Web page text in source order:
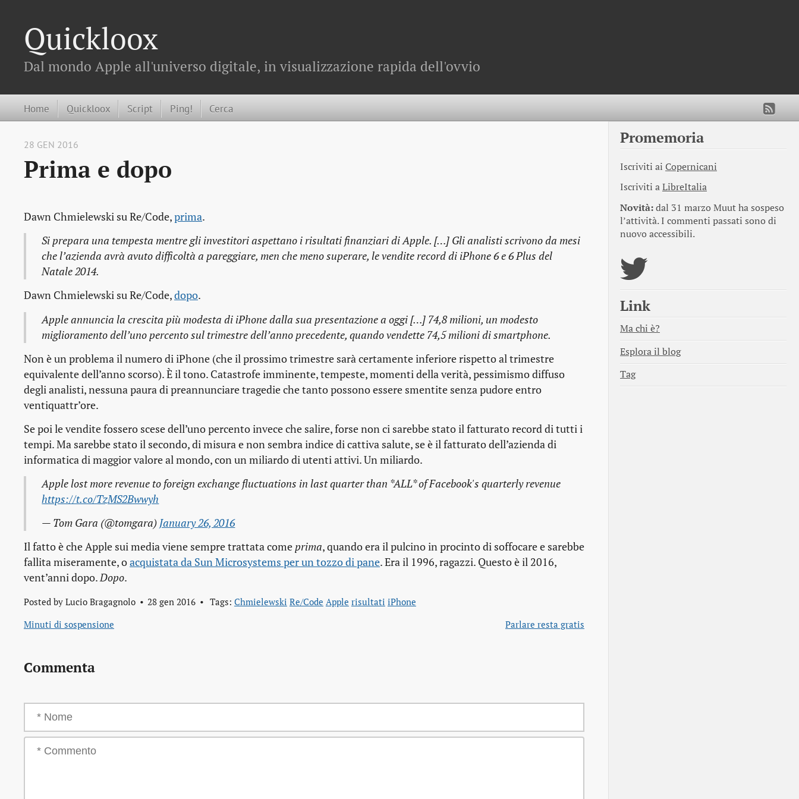
Quickloox
Dal mondo Apple all'universo digitale, in visualizzazione rapida dell'ovvio
Home Quickloox Script Ping! Cerca
28 GEN 2016
Prima e dopo
Dawn Chmielewski su Re/Code,prima.
Si prepara una tempesta mentre gli investitori aspettano i risultati finanziari di Apple. […] Gli analisti scrivono da mesi
che l’azienda avrà avuto difficoltà a pareggiare, men che meno superare, le vendite record di iPhone 6 e 6 Plus del
Natale 2014.
Dawn Chmielewski su Re/Code,dopo.
Apple annuncia la crescita più modesta di iPhone dalla sua presentazione a oggi […] 74,8 milioni, un modesto
miglioramento dell’uno percento sul trimestre dell’anno precedente, quando vendette 74,5 milioni di smartphone.
Non è un problema il numero di iPhone (che il prossimo trimestre sarà certamente inferiore rispetto al trimestre
equivalente dell’anno scorso). È il tono. Catastrofe imminente, tempeste, momenti della verità, pessimismo diffuso
degli analisti, nessuna paura di preannunciare tragedie che tanto possono essere smentite senza pudore entro
ventiquattr’ore.
Se poi le vendite fossero scese dell’uno percento invece che salire, forse non ci sarebbe stato il fatturato record di tutti i
tempi. Ma sarebbe stato il secondo, di misura e non sembra indice di cattiva salute, se è il fatturato dell’azienda di
informatica di maggior valore al mondo, con un miliardo di utenti attivi. Un miliardo.
Apple lost more revenue to foreign exchange fluctuations in last quarter than *ALL* of Facebook's quarterly revenue
https://t.co/TzMS2Bwwyh
— Tom Gara (@tomgara) January 26, 2016
Il fatto è che Apple sui media viene sempre trattata come prima, quando era il pulcino in procinto di soffocare e sarebbe
fallita miseramente, oacquistata da Sun Microsystems per un tozzo di pane. Era il 1996, ragazzi. Questo è il 2016,
vent’anni dopo.Dopo.
Posted by Lucio Bragagnolo 28 gen 2016 Tags: Chmielewski Re/Code Apple risultati iPhone
Minuti di sospensione
Parlare resta gratis
Commenta
Promemoria
Iscriviti ai Copernicani
Iscriviti aLibreItalia
Novità:dal 31 marzo Muut ha sospeso
l’attività. I commenti passati sono di
nuovo accessibili.
Link
Ma chi è?
Esplora il blog
Tag